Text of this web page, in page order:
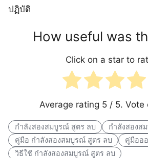
ปฏิบัติ
How useful was
Click on a star to
Average rating 5/ 5. Vote
กําลังสองสมบูรณ์ สูตร ลบ
กําลังสองส
คู่มือ กําลังสองสมบูรณ์ สูตร ลบ
คู่มืออ
วิธีใช้ กําลังสองสมบูรณ์ สูตร ลบ